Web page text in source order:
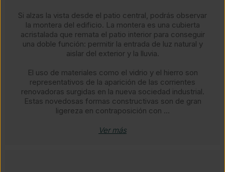
Si alzas la vista desde el patio central, podrás observar
la montera del edificio. La montera es una cubierta
acristalada que remata el patio interior para conseguir
una doble función: permitir la entrada de luz natural y
aislar del exterior y la lluvia.​​
El uso de materiales como el vidrio y el hierro son
representativos de la aparición de las corrientes
renovadoras surgidas en la nueva sociedad industrial.
Estas novedosas formas constructivas son de gran
ligereza en contraposición con ...
Ver más